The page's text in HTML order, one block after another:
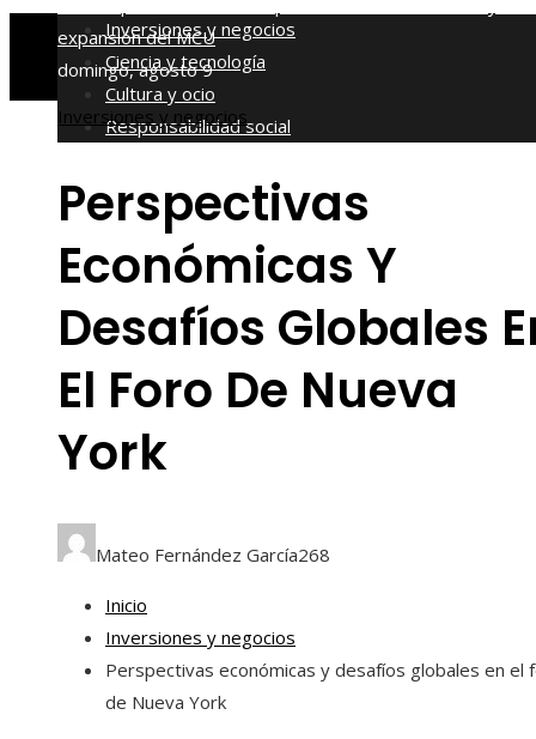
expansión del MCU
domingo, agosto 9
Inversiones y negocios
Ciencia y tecnología
Cultura y ocio
Responsabilidad social
Inversiones y negocios
Perspectivas
Económicas Y
Desafíos Globales
El Foro De Nueva
York
Mateo Fernández García268
Inicio
Inversiones y negocios
Perspectivas económicas y desafíos globales en el
de Nueva York